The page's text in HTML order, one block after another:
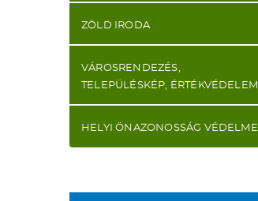
ZÖLD IRODA
VÁROSRENDEZÉS,
TELEPÜLÉSKÉP, ÉRTÉKVÉDELEM
HELYI ÖNAZONOSSÁG VÉDELME